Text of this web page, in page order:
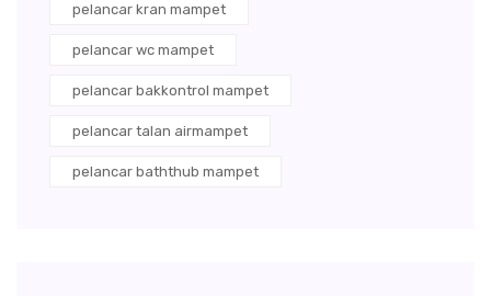
pelancar kran mampet
pelancar wc mampet
pelancar bakkontrol mampet
pelancar talan airmampet
pelancar baththub mampet